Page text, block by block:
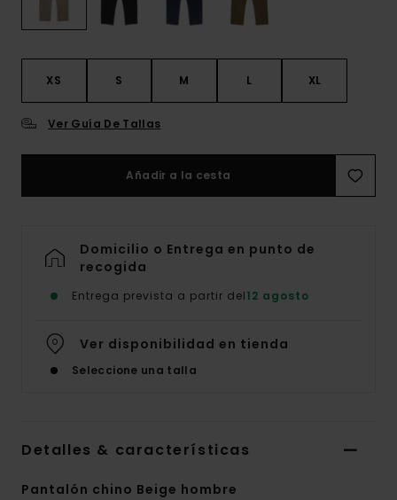
XS S M L XL
Ver Guía De Tallas
Añadir a la cesta
Domicilio o Entrega en punto de
recogida
Entrega prevista a partir del12 agosto
Ver disponibilidad en tienda
Seleccione una talla
Detalles & características
Pantalón chino Beige hombre